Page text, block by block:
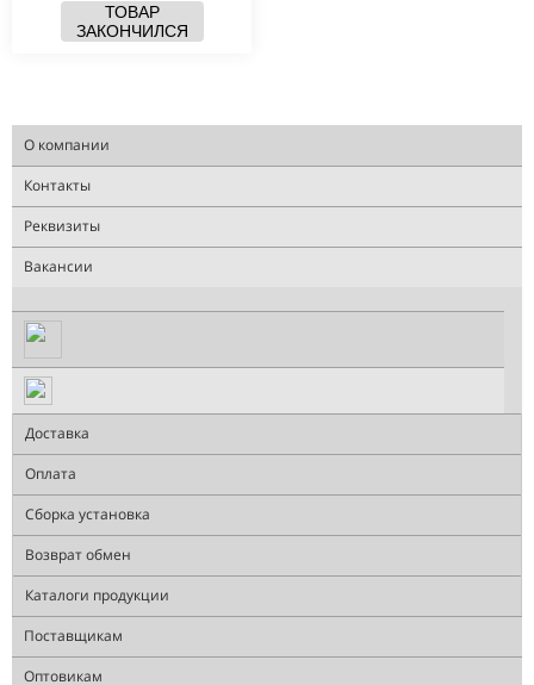
ТОВАР
ЗАКОНЧИЛСЯ
О компании
Контакты
Реквизиты
Вакансии
Доставка
Оплата
Сборка установка
Возврат обмен
Каталоги продукции
Поставщикам
Оптовикам